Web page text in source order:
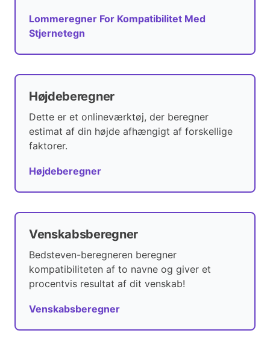
Lommeregner For Kompatibilitet Med
Stjernetegn
Højdeberegner
Dette er et onlineværktøj, der beregner
estimat af din højde afhængigt af forskellige
faktorer.
Højdeberegner
Venskabsberegner
Bedsteven-beregneren beregner
kompatibiliteten af to navne og giver et
procentvis resultat af dit venskab!
Venskabsberegner